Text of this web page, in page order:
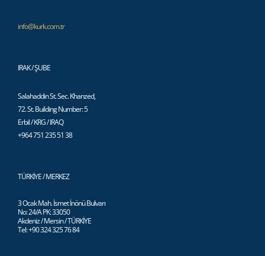
info@kurk.com.tr
IRAK / ŞUBE
Salahaddin St. Sec. Khanzed,
72. St. Building Number: 5
Erbil / KRG / IRAQ
+964 751 235 51 38
TÜRKİYE / MERKEZ
3 Ocak Mah. İsmet İnönü Bulvarı
No: 24/A PK: 33050
Akdeniz / Mersin / TÜRKİYE
Tel: +90 324 325 76 84